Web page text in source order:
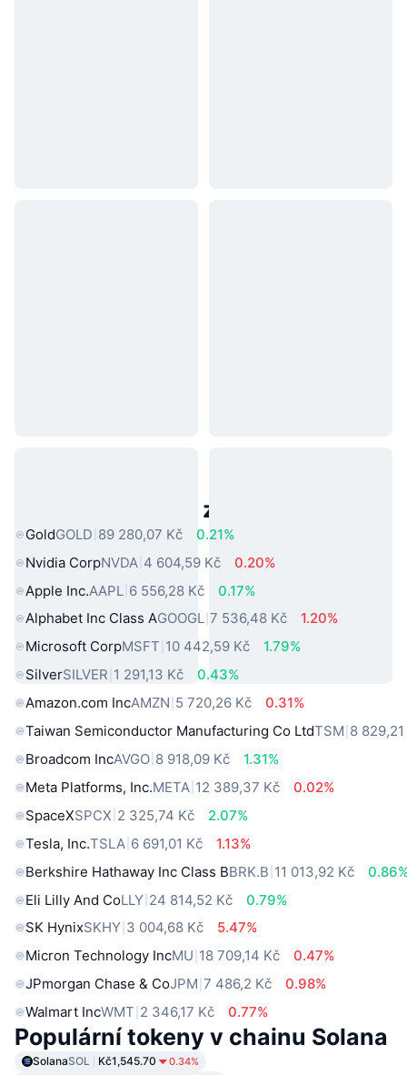
Populární aktiva z reálného světa
GoldGOLD 89 280,07 Kč
0.21%
Nvidia CorpNVDA 4 604,59 Kč
0.20%
Apple Inc.AAPL 6 556,28 Kč
0.17%
Alphabet Inc Class AGOOGL 7 536,48 Kč
1.20%
Microsoft CorpMSFT 10 442,59 Kč
1.79%
SilverSILVER 1 291,13 Kč
0.43%
Amazon.com IncAMZN 5 720,26 Kč
0.31%
Taiwan Semiconductor Manufacturing Co LtdTSM 8
Broadcom IncAVGO 8 918,09 Kč
1.31%
Meta Platforms, Inc.META 12 389,37 Kč
0.02%
SpaceXSPCX 2 325,74 Kč
2.07%
Tesla, Inc.TSLA 6 691,01 Kč
1.13%
Berkshire Hathaway Inc Class BBRK.B 11 013,92 Kč
Eli Lilly And CoLLY 24 814,52 Kč
0.79%
SK HynixSKHY 3 004,68 Kč
5.47%
Micron Technology IncMU 18 709,14 Kč
0.47%
JPmorgan Chase & CoJPM 7 486,2 Kč
0.98%
Walmart IncWMT 2 346,17 Kč 0.77%
Populární tokeny v chainu Solana
SolanaSOL Kč1,545.70 0.34%